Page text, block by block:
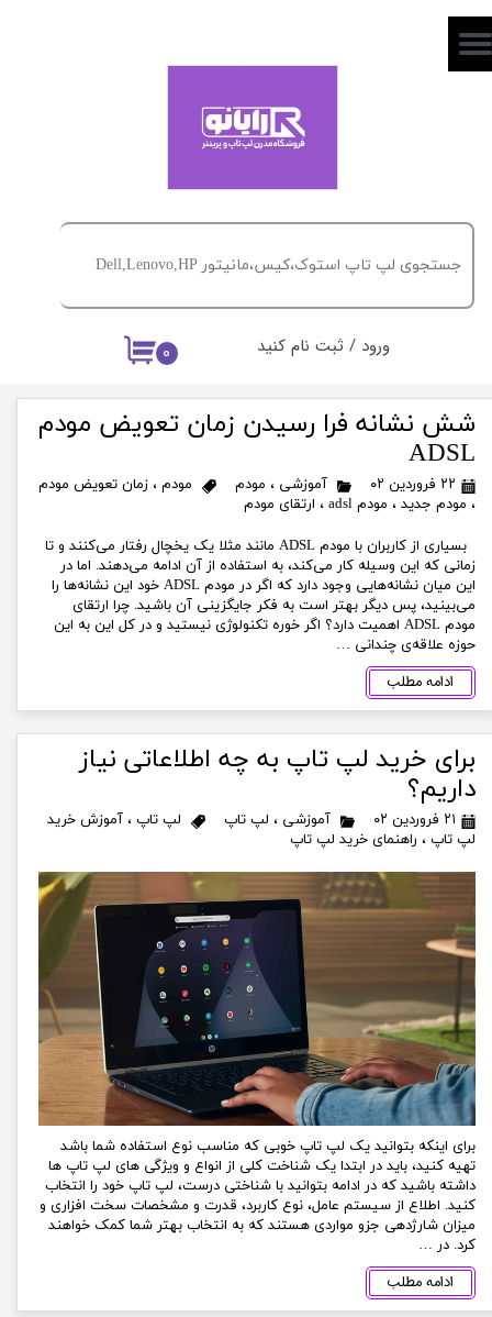
۰ ورود / ثبت نام کنید
حساب کاربری من
خروج از حساب کاربری
شش نشانه فرا رسیدن زمان تعویض مودم
ADSL
۲۲ فروردین ۰۲ آموزشی ، مودم مودم ، زمان تعویض مودم
، مودم جدید ، مودم adsl ، ارتقای مودم
بسیاری از کاربران با مودم ADSL مانند مثلا یک یخچال رفتار می‌کنند و تا
زمانی که این وسیله کار می‌کند، به استفاده از آن ادامه می‌دهند. اما در
این میان نشانه‌هایی وجود دارد که اگر در مودم ADSL خود این نشانه‌ها را
می‌بینید، پس دیگر بهتر است به فکر جایگزینی آن باشید. چرا ارتقای
مودم ADSL اهمیت دارد؟ اگر خوره تکنولوژی نیستید و در کل این به این
حوزه علاقه‌ی چندانی …
ادامه مطلب
برای خرید لپ تاپ به چه اطلاعاتی نیاز
داریم؟
۲۱ فروردین ۰۲ آموزشی ، لپ تاپ لپ تاپ ، آموزش خرید
لپ تاپ ، راهنمای خرید لپ تاپ
برای اینکه بتوانید یک لپ تاپ خوبی که مناسب نوع استفاده شما باشد
تهیه کنید، باید در ابتدا یک شناخت کلی از انواع و ویژگی های لپ تاپ ها
داشته باشید که در ادامه بتوانید با شناختی درست، لپ تاپ خود را انتخاب
کنید. اطلاع از سیستم عامل، نوع کاربرد، قدرت و مشخصات سخت افزاری و
میزان شارژدهی جزو مواردی هستند که به انتخاب بهتر شما کمک خواهند
کرد. در …
ادامه مطلب